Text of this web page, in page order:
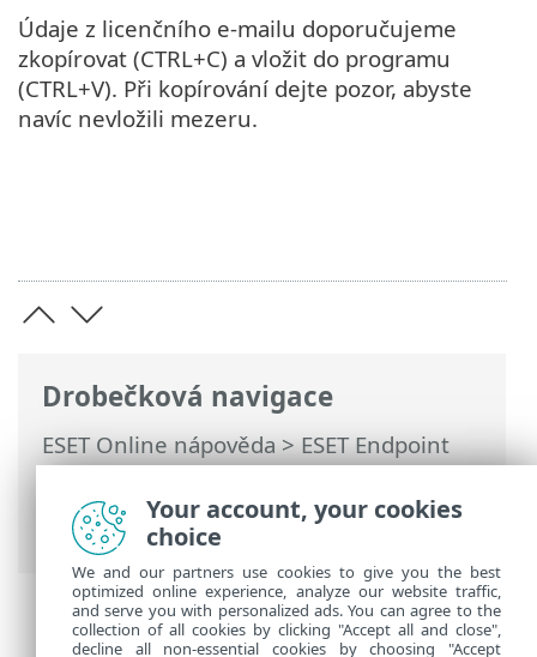
Drobečková navigace
ESET Online nápověda>ESET Endpoint
Security>Aktivace ESET Endpoint
Security > Zadání licenčního klíče během
aktivace
Údaje z licenčního e-mailu doporučujeme
zkopírovat (CTRL+C) a vložit do programu
(CTRL+V). Při kopírování dejte pozor, abyste
navíc nevložili mezeru.
Your account, your cookies
choice
We and our partners use cookies to give you the best
optimized online experience, analyze our website traffic,
and serve you with personalized ads. You can agree to the
collection of all cookies by clicking "Accept all and close",
decline all non-essential cookies by choosing "Accept